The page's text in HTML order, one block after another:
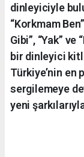
dinleyiciyle
“Korkmam
Gibi”, “Yak”
bir dinleyici
Türkiye’nin
sergilemeye
yeni